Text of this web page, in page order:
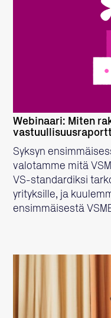
Webinaari: Miten
Syksyn
valotamme mitä
VS-standardiksi
yrityksille, ja
ensimmäisestä